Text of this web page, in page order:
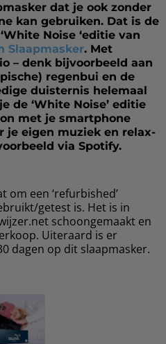
dat je ook zonder
kan gebruiken. Dat is de
Noise ‘editie van
Slaapmasker. Met
– denk bijvoorbeeld aan
regenbui en de
duisternis helemaal
de ‘White Noise’ editie
met je smartphone
je eigen muziek en relax-
via Spotify.
om een ‘refurbished’
getest is. Het is in
schoongemaakt en
Uiteraard is er
dagen op dit slaapmasker.